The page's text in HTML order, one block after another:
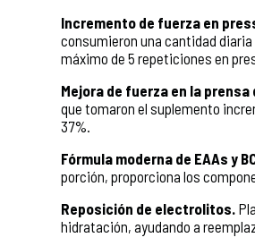
Incremento de fuerza en
consumieron una cantidad
máximo de 5 repeticiones en
Mejora de fuerza en la
que tomaron el suplemento
37%.
Fórmula moderna de EAAs y
porción, proporciona los
Reposición de electrolitos.
hidratación, ayudando a